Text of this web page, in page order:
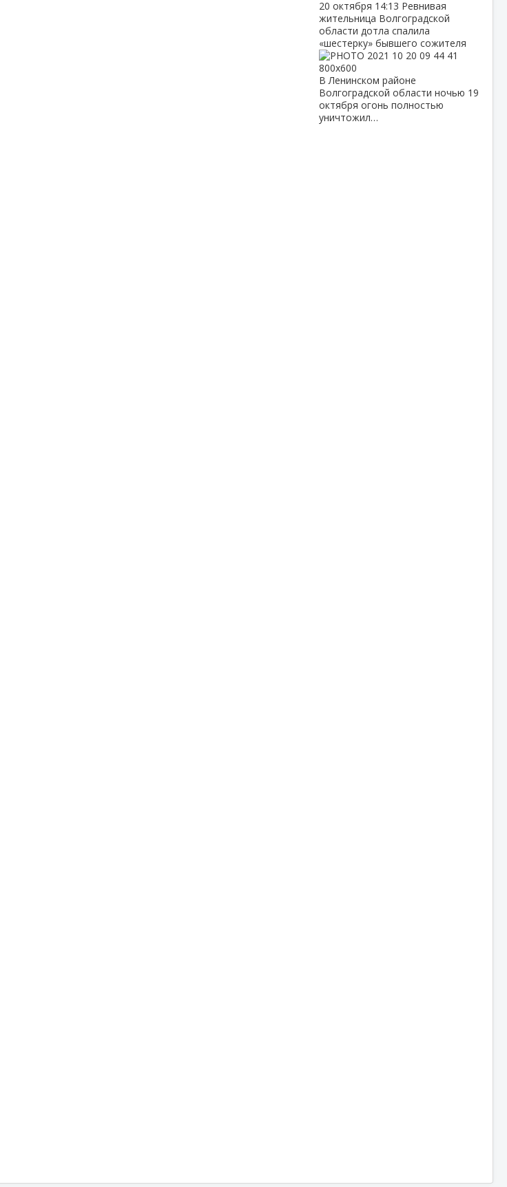
20 октября 14:13 Ревнивая
жительница Волгоградской
области дотла спалила
«шестерку» бывшего сожителя
В Ленинском районе
Волгоградской области ночью 19
октября огонь полностью
уничтожил…